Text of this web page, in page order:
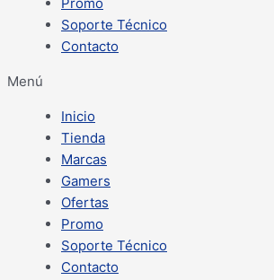
Soporte Técnico
Contacto
Menú
Inicio
Tienda
Marcas
Gamers
Ofertas
Promo
Soporte Técnico
Contacto